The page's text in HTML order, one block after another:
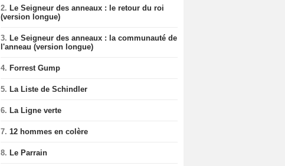
2. Le Seigneur des anneaux : le retour du roi
(version longue)
3. Le Seigneur des anneaux : la communauté de
l'anneau (version longue)
4. Forrest Gump
5. La Liste de Schindler
6. La Ligne verte
7. 12 hommes en colère
8. Le Parrain